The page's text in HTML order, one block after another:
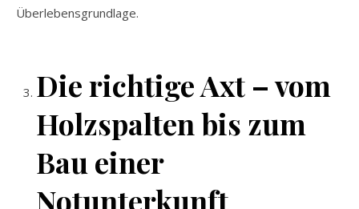
Überlebensgrundlage.
Die richtige Axt – vom
Holzspalten bis zum
Bau einer
Notunterkunft